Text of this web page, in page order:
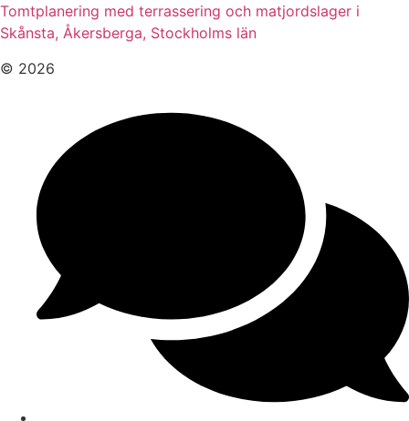
Tomtplanering med terrassering och matjordslager i
Skånsta, Åkersberga, Stockholms län
© 2026